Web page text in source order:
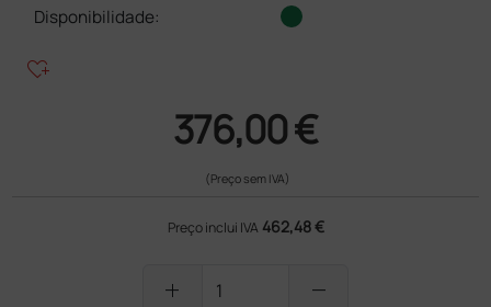
Disponibilidade:
heart_plus
376,00 €
(Preço sem IVA)
Preço inclui IVA 462,48 €
add remove